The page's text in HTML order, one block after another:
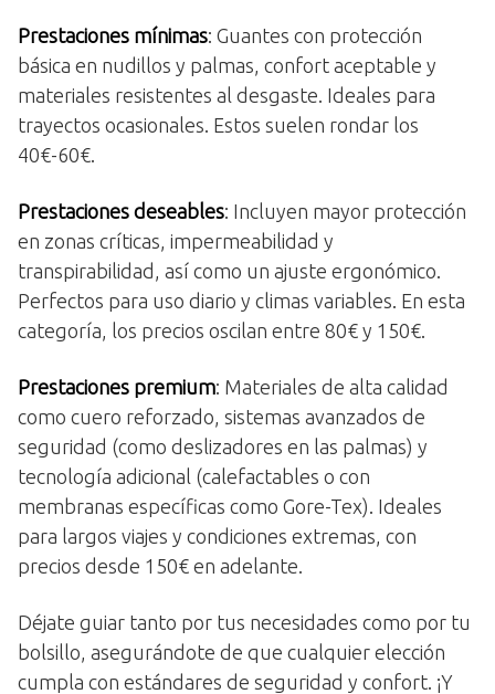
Prestaciones mínimas: Guantes con protección
básica en nudillos y palmas, confort aceptable y
materiales resistentes al desgaste. Ideales para
trayectos ocasionales. Estos suelen rondar los
40€-60€.
Prestaciones deseables: Incluyen mayor protección
en zonas críticas, impermeabilidad y
transpirabilidad, así como un ajuste ergonómico.
Perfectos para uso diario y climas variables. En esta
categoría, los precios oscilan entre 80€ y 150€.
Prestaciones premium: Materiales de alta calidad
como cuero reforzado, sistemas avanzados de
seguridad (como deslizadores en las palmas) y
tecnología adicional (calefactables o con
membranas específicas como Gore-Tex). Ideales
para largos viajes y condiciones extremas, con
precios desde 150€ en adelante.
Déjate guiar tanto por tus necesidades como por tu
bolsillo, asegurándote de que cualquier elección
cumpla con estándares de seguridad y confort. ¡Y